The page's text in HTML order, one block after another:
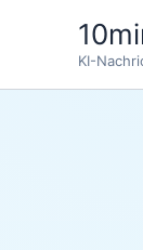
KI-